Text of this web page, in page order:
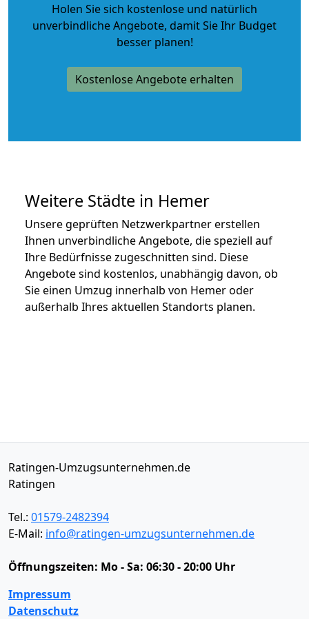
Holen Sie sich kostenlose und natürlich
unverbindliche Angebote, damit Sie Ihr Budget
besser planen!
Kostenlose Angebote erhalten
Weitere Städte in Hemer
Unsere geprüften Netzwerkpartner erstellen
Ihnen unverbindliche Angebote, die speziell auf
Ihre Bedürfnisse zugeschnitten sind. Diese
Angebote sind kostenlos, unabhängig davon, ob
Sie einen Umzug innerhalb von Hemer oder
außerhalb Ihres aktuellen Standorts planen.
Ratingen-Umzugsunternehmen.de
Ratingen
Tel.: 01579-2482394
E-Mail: info@ratingen-umzugsunternehmen.de
Öffnungszeiten: Mo - Sa: 06:30 - 20:00 Uhr
Impressum
Datenschutz